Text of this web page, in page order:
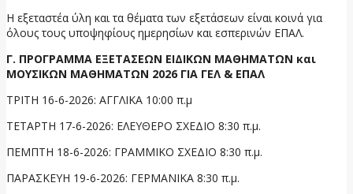
Η εξεταστέα ύλη και τα θέματα των εξετάσεων είναι κοινά για
όλους τους υποψηφίους ημερησίων και εσπερινών ΕΠΑΛ.
Γ. ΠΡΟΓΡΑΜΜΑ ΕΞΕΤΑΣΕΩΝ ΕΙΔΙΚΩΝ ΜΑΘΗΜΑΤΩΝ και
ΜΟΥΣΙΚΩΝ ΜΑΘΗΜΑΤΩΝ 2026 ΓΙΑ ΓΕΛ & ΕΠΑΛ
ΤΡΙΤΗ 16-6-2026: ΑΓΓΛΙΚΑ 10:00 π.μ
ΤΕΤΑΡΤΗ 17-6-2026: ΕΛΕΥΘΕΡΟ ΣΧΕΔΙΟ 8:30 π.μ.
ΠΕΜΠΤΗ 18-6-2026: ΓΡΑΜΜΙΚΟ ΣΧΕΔΙΟ 8:30 π.μ.
ΠΑΡΑΣΚΕΥΗ 19-6-2026: ΓΕΡΜΑΝΙΚΑ 8:30 π.μ.